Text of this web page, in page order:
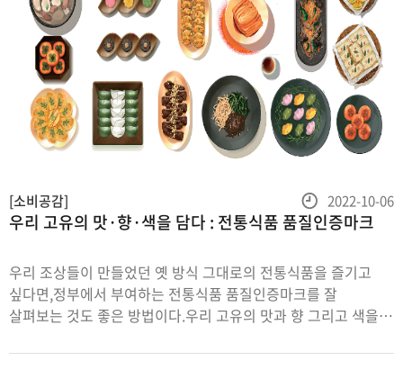
우리 고유의 맛·향·색을 담다 : 전통식품 품질인증마크
우리 조상들이 만들었던 옛 방식 그대로의 전통식품을 즐기고
싶다면,정부에서 부여하는 전통식품 품질인증마크를 잘
살펴보는 것도 좋은 방법이다.우리 고유의 맛과 향 그리고 색을
품질인증마크에 대해 알아보자.글 편집부정성과 기다림의
[소비공감]
등
록
2022-10-06